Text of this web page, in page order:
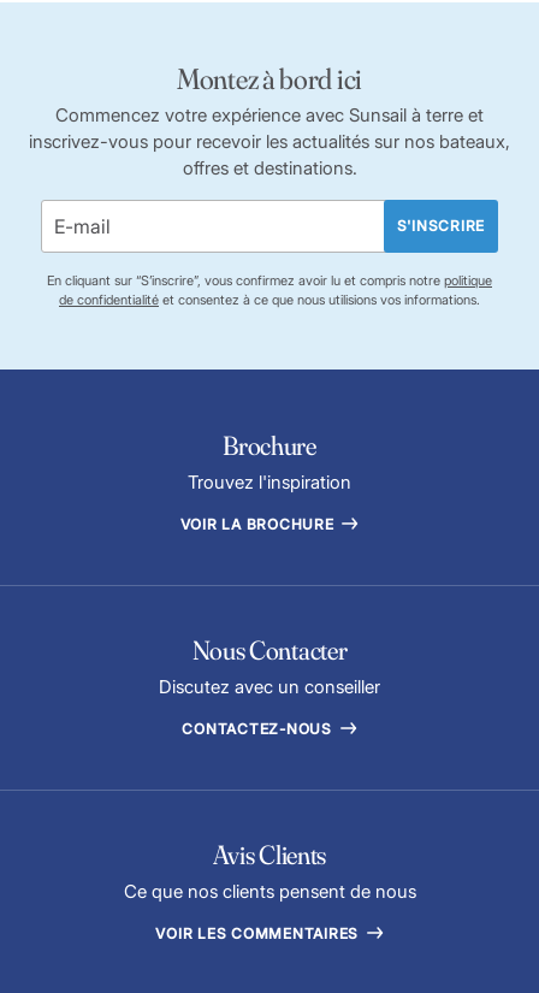
Montez à bord ici
Commencez votre expérience avec Sunsail à terre et
inscrivez-vous pour recevoir les actualités sur nos bateaux,
offres et destinations.
S'INSCRIRE
En cliquant sur “S’inscrire”, vous confirmez avoir lu et compris notre politique
de confidentialité et consentez à ce que nous utilisions vos informations.
Brochure
Trouvez l'inspiration
VOIR LA BROCHURE
Nous Contacter
Discutez avec un conseiller
CONTACTEZ-NOUS
Avis Clients
Ce que nos clients pensent de nous
VOIR LES COMMENTAIRES